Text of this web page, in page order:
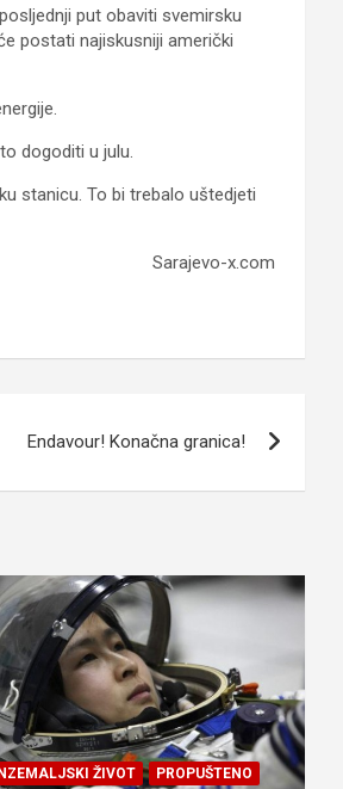
put obaviti svemirsku
postati najiskusniji američki
dogoditi u julu.
stanicu. To bi trebalo uštedjeti
Sarajevo-x.com
Endavour! Konačna granica!
ŽIVOT PROPUŠTENO